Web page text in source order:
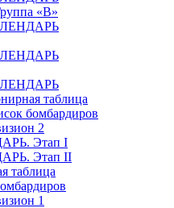
«В»
таблица
бомбардиров
2
Этап I
Этап II
таблица
1